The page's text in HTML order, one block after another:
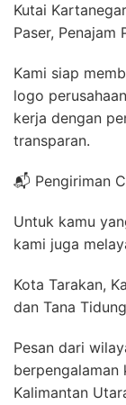
Kutai
Paser, Penajam
Kami siap
logo
kerja dengan
transparan.
📬 Pengiriman
Untuk kamu
kami juga
Kota Tarakan,
dan Tana
Pesan dari
berpengalaman
Kalimantan